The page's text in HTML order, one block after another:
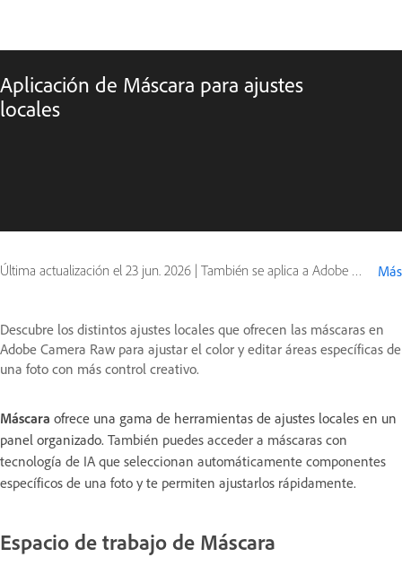
Aplicación de Máscara para ajustes
locales
Última actualización el 23 jun. 2026 | También se aplica a Adobe Camera Raw, Adobe Photoshop Más
Descubre los distintos ajustes locales que ofrecen las máscaras en
Adobe Camera Raw para ajustar el color y editar áreas específicas de
una foto con más control creativo.
Máscara ofrece una gama de herramientas de ajustes locales en un
panel organizado. También puedes acceder a máscaras con
tecnología de IA que seleccionan automáticamente componentes
específicos de una foto y te permiten ajustarlos rápidamente.
Espacio de trabajo de Máscara